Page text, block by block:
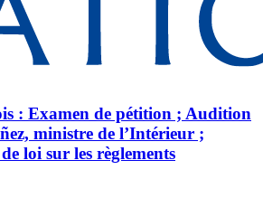
: Examen de pétition ; Audition
ministre de l’Intérieur ;
loi sur les règlements